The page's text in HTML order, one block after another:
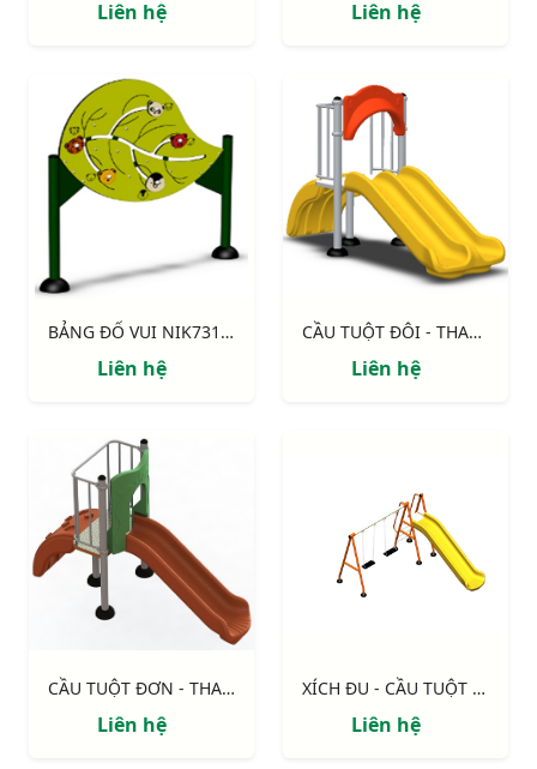
Liên hệ Liên hệ
BẢNG ĐỐ VUI NIK731004-2
Liên hệ
CẦU TUỘT ĐÔI - THANG NHỰA NIK5231A
Liên hệ
CẦU TUỘT ĐƠN - THANG NHỰA NIK5131A
Liên hệ
XÍCH ĐU - CẦU TUỘT NIK731009-1
Liên hệ